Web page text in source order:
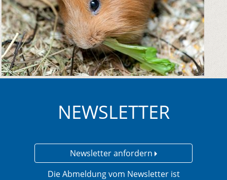
NEWSLETTER
Newsletter anfordern
Die Abmeldung vom Newsletter ist